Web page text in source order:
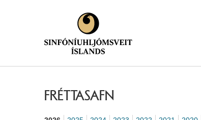
FRÉTTASAFN